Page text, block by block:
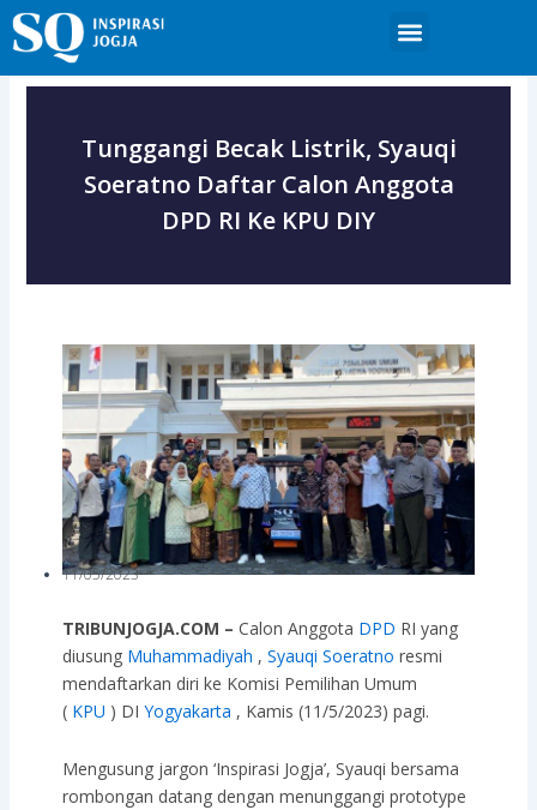
Skip
to
content
Menu
Tunggangi Becak Listrik, Syauqi
Soeratno Daftar Calon Anggota
DPD RI Ke KPU DIY
11/05/2023
TRIBUNJOGJA.COM – Calon Anggota DPD RI yang
diusung Muhammadiyah ,Syauqi Soeratno resmi
mendaftarkan diri ke Komisi Pemilihan Umum
( KPU ) DIYogyakarta , Kamis (11/5/2023) pagi.
Mengusung jargon ‘Inspirasi Jogja’, Syauqi bersama
rombongan datang dengan menunggangi prototype